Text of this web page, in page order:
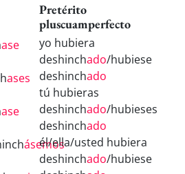
ase
ases
ase
ásemos
Pretérito
pluscuamperfecto
yo hubiera
deshinchado/hubiese
deshinchado
tú hubieras
deshinchado/hubieses
deshinchado
él/ella/usted hubiera
deshinchado/hubiese